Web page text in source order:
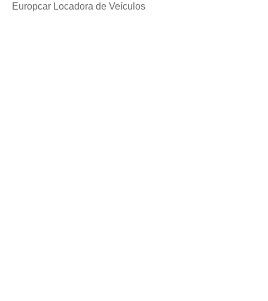
Europcar Locadora de Veículos